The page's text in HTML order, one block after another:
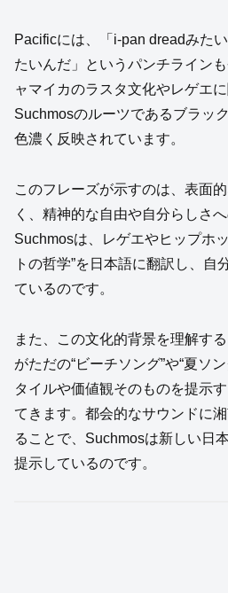
Pacificには、「i‑pan dreadみた
たいんだ」というパンチライン
ャマイカのラスタ文化やレゲエ
Suchmosのルーツであるブラッ
色濃く反映されています。
このフレーズが示すのは、表面
く、精神的な自由や自分らしさ
Suchmosは、レゲエやヒップホ
トの哲学”を日本語に翻訳し、自
ているのです。
また、この文化的背景を理解す
がただの“ビーチソング”や“夏ソ
タイルや価値観そのものを提示
てきます。都会的なサウンドに
ることで、Suchmosは新しい日
提示しているのです。